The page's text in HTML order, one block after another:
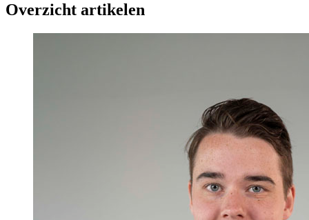
Overzicht artikelen